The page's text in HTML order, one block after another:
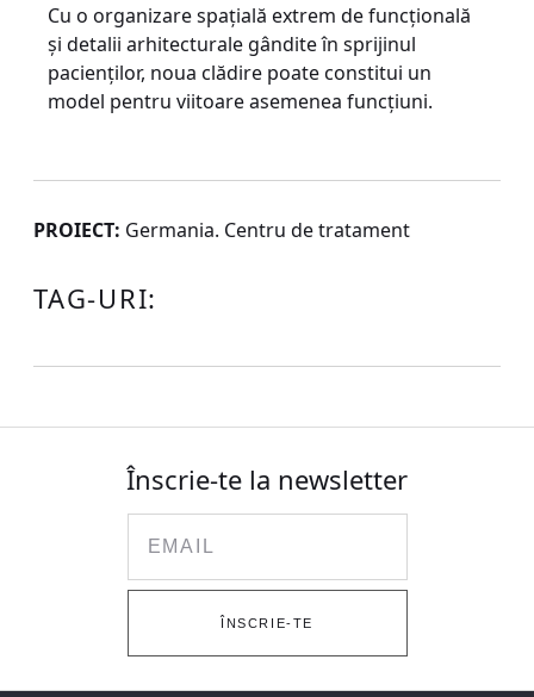
Cu o organizare spaţială extrem de funcţională
şi detalii arhitecturale gândite în sprijinul
pacienţilor, noua clădire poate constitui un
model pentru viitoare asemenea funcţiuni.
PROIECT: Germania. Centru de tratament
TAG-URI:
Înscrie-te la newsletter
ÎNSCRIE-TE